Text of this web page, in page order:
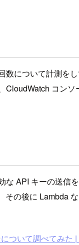
について計測をし
CloudWatch コン
API キーの送信
その後に Lambda
ついて調べてみた